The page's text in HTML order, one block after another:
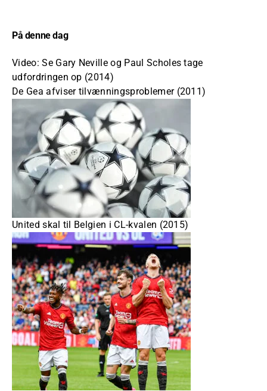
På denne dag
Video: Se Gary Neville og Paul Scholes tage
udfordringen op (2014)
De Gea afviser tilvænningsproblemer (2011)
United skal til Belgien i CL-kvalen (2015)